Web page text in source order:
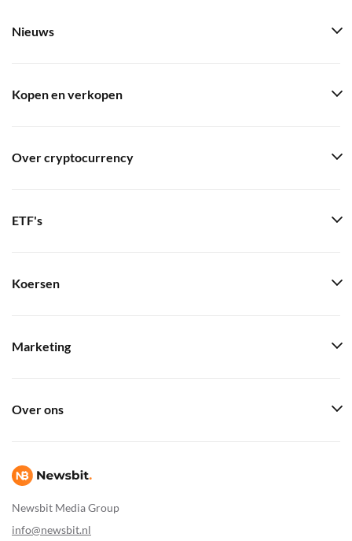
Newsbit Media Group
info@newsbit.nl
Nieuws
Kopen en verkopen
Over cryptocurrency
ETF's
Koersen
Marketing
Over ons